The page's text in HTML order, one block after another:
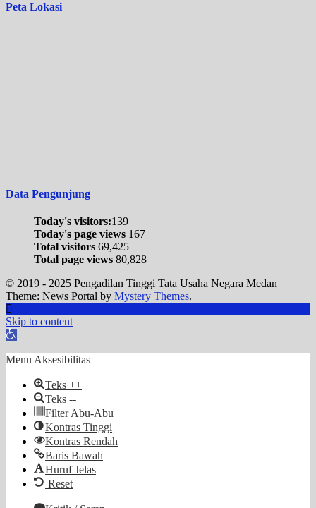
Peta Lokasi
Data Pengunjung
Today's visitors:139
Today's page views 167
Total visitors 69,425
Total page views 80,828
© 2019 - 2025 Pengadilan Tinggi Tata Usaha Negara Medan |
Theme: News Portal by Mystery Themes.
Skip to content
Open
Menu Aksesibilitas
Teks ++
Teks --
Filter Abu-Abu
Kontras Tinggi
Kontras Rendah
Baris Bawah
Huruf Jelas
Reset